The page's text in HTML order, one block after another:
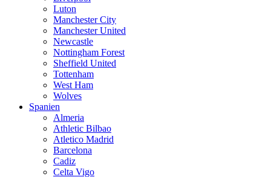
Luton
Manchester City
Manchester United
Newcastle
Nottingham Forest
Sheffield United
Tottenham
West Ham
Wolves
Spanien
Almeria
Athletic Bilbao
Atletico Madrid
Barcelona
Cadiz
Celta Vigo